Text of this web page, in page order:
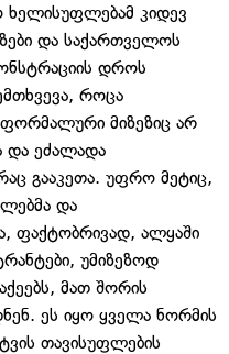
ხელისუფლებამ კიდევ
და საქართველოს
დროს
როცა
მიზეზიც არ
და ეძალადა
გააკეთა. უფრო მეტიც,
და
ფაქტობრივად, ალყაში
უმიზეზოდ
მათ შორის
ეს იყო ყველა ნორმის
თავისუფლების